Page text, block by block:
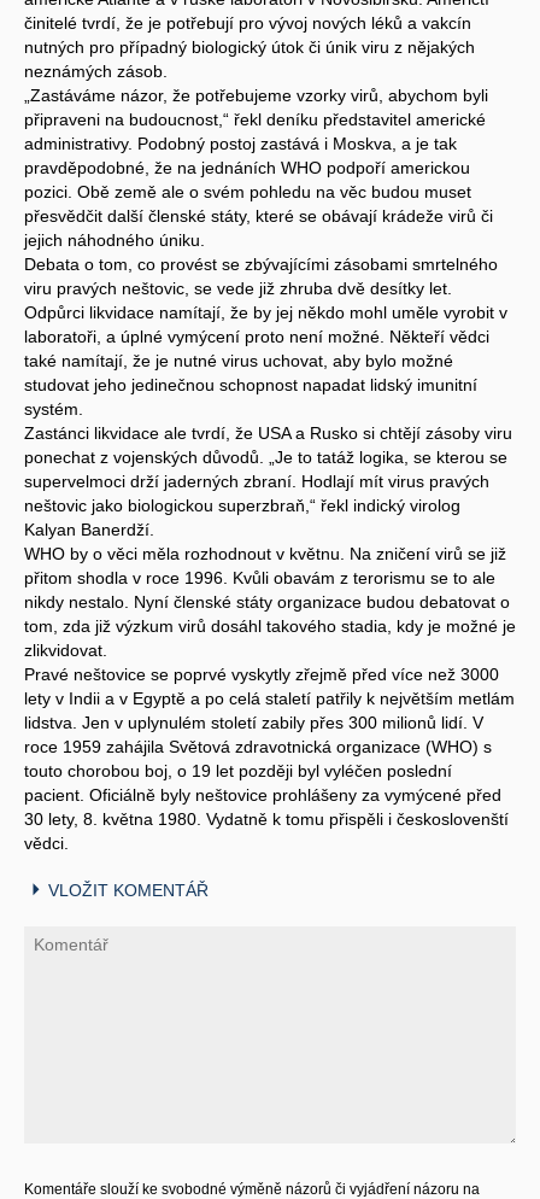
činitelé tvrdí, že je potřebují pro vývoj nových léků a vakcín
nutných pro případný biologický útok či únik viru z nějakých
neznámých zásob.
„Zastáváme názor, že potřebujeme vzorky virů, abychom byli
připraveni na budoucnost,“ řekl deníku představitel americké
administrativy. Podobný postoj zastává i Moskva, a je tak
pravděpodobné, že na jednáních WHO podpoří americkou
pozici. Obě země ale o svém pohledu na věc budou muset
přesvědčit další členské státy, které se obávají krádeže virů či
jejich náhodného úniku.
Debata o tom, co provést se zbývajícími zásobami smrtelného
viru pravých neštovic, se vede již zhruba dvě desítky let.
Odpůrci likvidace namítají, že by jej někdo mohl uměle vyrobit v
laboratoři, a úplné vymýcení proto není možné. Někteří vědci
také namítají, že je nutné virus uchovat, aby bylo možné
studovat jeho jedinečnou schopnost napadat lidský imunitní
systém.
Zastánci likvidace ale tvrdí, že USA a Rusko si chtějí zásoby viru
ponechat z vojenských důvodů. „Je to tatáž logika, se kterou se
supervelmoci drží jaderných zbraní. Hodlají mít virus pravých
neštovic jako biologickou superzbraň,“ řekl indický virolog
Kalyan Banerdží.
WHO by o věci měla rozhodnout v květnu. Na zničení virů se již
přitom shodla v roce 1996. Kvůli obavám z terorismu se to ale
nikdy nestalo. Nyní členské státy organizace budou debatovat o
tom, zda již výzkum virů dosáhl takového stadia, kdy je možné je
zlikvidovat.
Pravé neštovice se poprvé vyskytly zřejmě před více než 3000
lety v Indii a v Egyptě a po celá staletí patřily k největším metlám
lidstva. Jen v uplynulém století zabily přes 300 milionů lidí. V
roce 1959 zahájila Světová zdravotnická organizace (WHO) s
touto chorobou boj, o 19 let později byl vyléčen poslední
pacient. Oficiálně byly neštovice prohlášeny za vymýcené před
30 lety, 8. května 1980. Vydatně k tomu přispěli i českoslovenští
vědci.
VLOŽIT KOMENTÁŘ
Komentáře slouží ke svobodné výměně názorů či vyjádření názoru na